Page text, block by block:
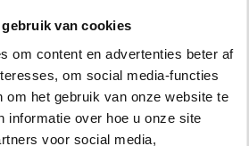
van cookies
om content en advertenties beter af
om social media-functies
om het gebruik van onze website te
informatie over hoe u onze site
voor social media,